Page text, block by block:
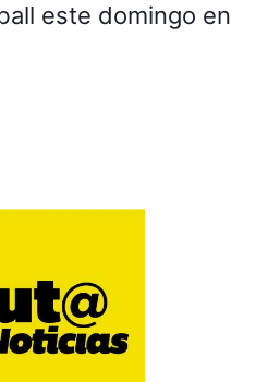
este domingo en